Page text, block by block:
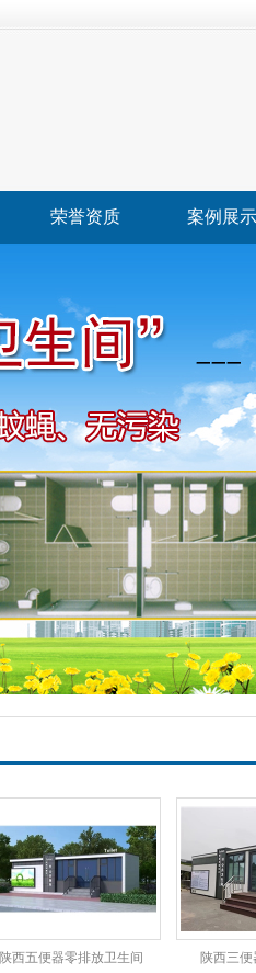
荣誉资质 案例展示
陕西五便器零排放卫生间 陕西三